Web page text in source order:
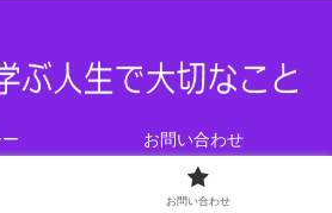
お問い合わせ
46に学ぶ人生で大切なこと.
お問い合わせ